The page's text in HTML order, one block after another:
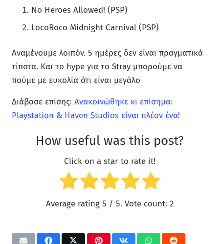
No Heroes Allowed! (PSP)
LocoRoco Midnight Carnival (PSP)
Αναμένουμε λοιπόν. 5 ημέρες δεν είναι πραγματικά
τίποτα. Και το hype για το Stray μπορούμε να
πούμε με ευκολία ότι είναι μεγάλο
Διάβασε επίσης: Ανακοινώθηκε κι επίσημα:
Playstation & Haven Studios είναι πλέον ένα!
How useful was this post?
Click on a star to rate it!
Average rating 5 / 5. Vote count: 2